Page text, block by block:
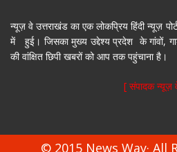
न्यूज़ वे उत्तराखंड का एक लोकप्रिय हिंदी न्यूज़
में हुई। जिसका मुख्य उद्देश्य प्रदेश के गांवों,
की वांक्षित छिपी खबरों को आप तक पहुंचाना है।
[ संपादक न्यूज़
© 2015 News Way· All